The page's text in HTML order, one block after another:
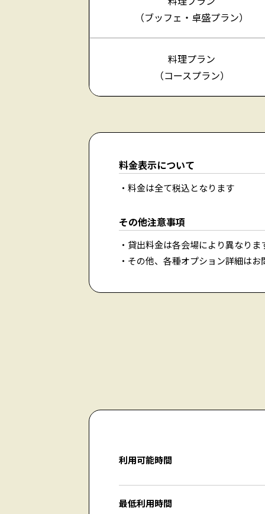
（ブッフェ・卓盛プラン）
料理プラン
（コースプラン）
料金表示について
料金は全て税込となります
その他注意事項
貸出料金は各会場により異なり
その他、各種オプション詳細は
利用可能時間
最低利用時間